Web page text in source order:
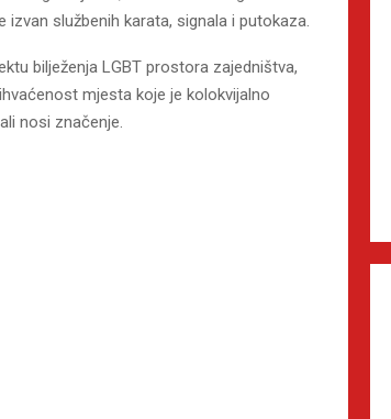
službenih karata, signala i putokaza.
bilježenja LGBT prostora zajedništva,
mjesta koje je kolokvijalno
nosi značenje.